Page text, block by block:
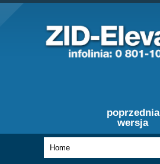
poprzednia
wersja